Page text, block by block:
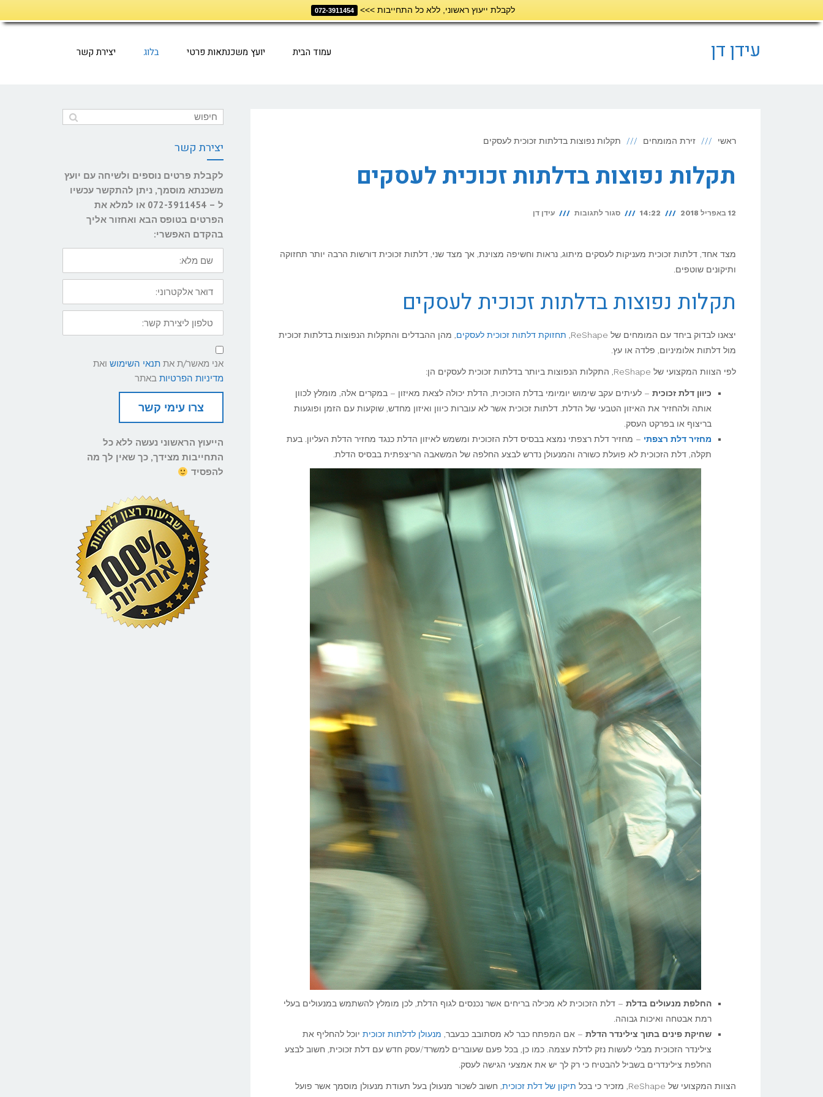
לקבלת ייעוץ ראשוני, ללא כל התחייבות >>> 072-3911454
לתוכן
עידן דן עמוד הבית יועץ משכנתאות פרטי בלוג יצירת קשר
ראשי זירת המומחים תקלות נפוצות בדלתות זכוכית לעסקים
תקלות נפוצות בדלתות זכוכית לעסקים
12 באפריל 2018 14:22 סגור לתגובות על
לעסקים
עידן דן
מצד אחד, דלתות זכוכית מעניקות לעסקים מיתוג, נראות וחשיפה מצוינת, אך מצד שני, דלתות זכוכית דורשות הרבה יותר תחזוקה
ותיקונים שוטפים.
תקלות נפוצות בדלתות זכוכית לעסקים
יצאנו לבדוק ביחד עם המומחים של ReShape, תחזוקת דלתות זכוכית לעסקים , מהן ההבדלים והתקלות הנפוצות בדלתות זכוכית
מול דלתות אלומיניום, פלדה או עץ.
לפי הצוות המקצועי של ReShape, התקלות הנפוצות ביותר בדלתות זכוכית לעסקים הן:
כיוון דלת זכוכית – לעיתים עקב שימוש יומיומי בדלת הזכוכית, הדלת יכולה לצאת מאיזון – במקרים אלה, מומלץ לכוון
אותה ולהחזיר את האיזון הטבעי של הדלת. דלתות זכוכית אשר לא עוברות כיוון ואיזון מחדש, שוקעות עם הזמן ופוגעות
בריצוף או בפרקט העסק.
מחזיר דלת רצפתי – מחזיר דלת רצפתי נמצא בבסיס דלת הזכוכית ומשמש לאיזון הדלת כנגד מחזיר הדלת העליון. בעת
תקלה, דלת הזכוכית לא פועלת כשורה והמנעולן נדרש לבצע החלפה של המשאבה הריצפתית בבסיס הדלת.
החלפת מנעולים בדלת – דלת הזכוכית לא מכילה בריחים אשר נכנסים לגוף הדלת, לכן מומלץ להשתמש במנעולים בעלי
רמת אבטחה ואיכות גבוהה.
שחיקת פינים בתוך צילינדר הדלת – אם המפתח כבר לא מסתובב כבעבר, מנעולן לדלתות זכוכית יוכל להחליף את
צילינדר הזכוכית מבלי לעשות נזק לדלת עצמה. כמו כן, בכל פעם שעוברים למשרד/עסק חדש עם דלת זכוכית, חשוב לבצע
החלפת צילינדרים בשביל להבטיח כי רק לך יש את אמצעי הגישה לעסק.
הצוות המקצועי של ReShape, מזכיר כי בכל תיקון של דלת זכוכית , חשוב לשכור מנעולן בעל תעודת מנעולן מוסמך אשר פועל
יצירת קשר
לקבלת פרטים נוספים ולשיחה עם יועץ
משכנתא מוסמך, ניתן להתקשר עכשיו
ל – 072-3911454 או למלא את
הפרטים בטופס הבא ואחזור אליך
בהקדם האפשרי:
שם
מלא:
דואר
אלקטרוני:
טלפון
ליצירת
קשר:
תנאי
שימוש
ומדיניות
פרטיות
אני מאשר/ת אתתנאי השימוש ואת
מדיניות הפרטיות באתר
צרו עימי קשר
הייעוץ הראשוני נעשה ללא כל
התחייבות מצידך, כך שאין לך מה
להפסיד